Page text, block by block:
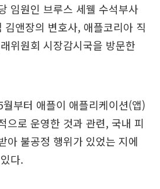
임원인 브루스 세웰 수석부사
앤장의 변호사, 애플코리아 직
위원회 시장감시국을 방문한
부터 애플이 애플리케이션(앱)
으로 운영한 것과 관련, 국내 피
아 불공정 행위가 있었는 지에
다.